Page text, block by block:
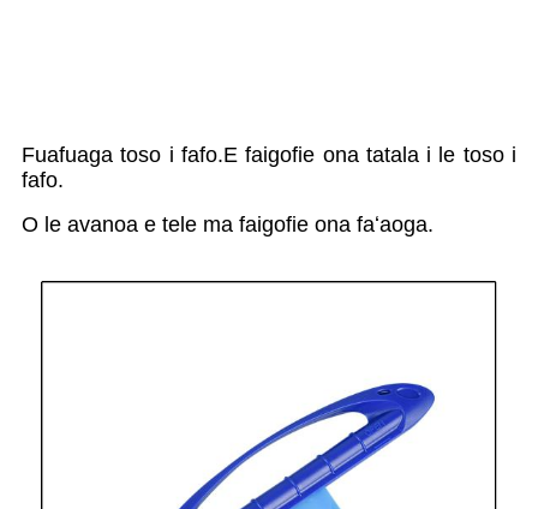
Fuafuaga toso i fafo.E faigofie ona tatala i le toso i
fafo.
O le avanoa e tele ma faigofie ona faʻaoga.